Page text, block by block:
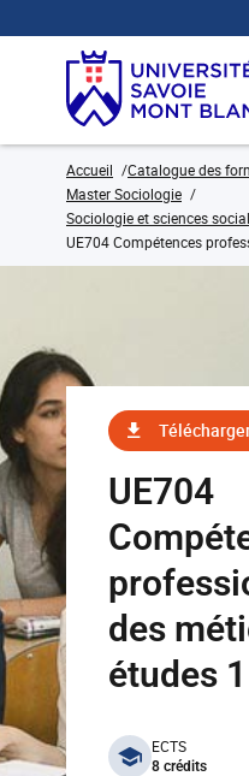
Accueil Catalogue des
Master Sociologie
Sociologie et sciences
UE704 Compétences
UE704
des
études 1
benefits
ECTS
8 crédits